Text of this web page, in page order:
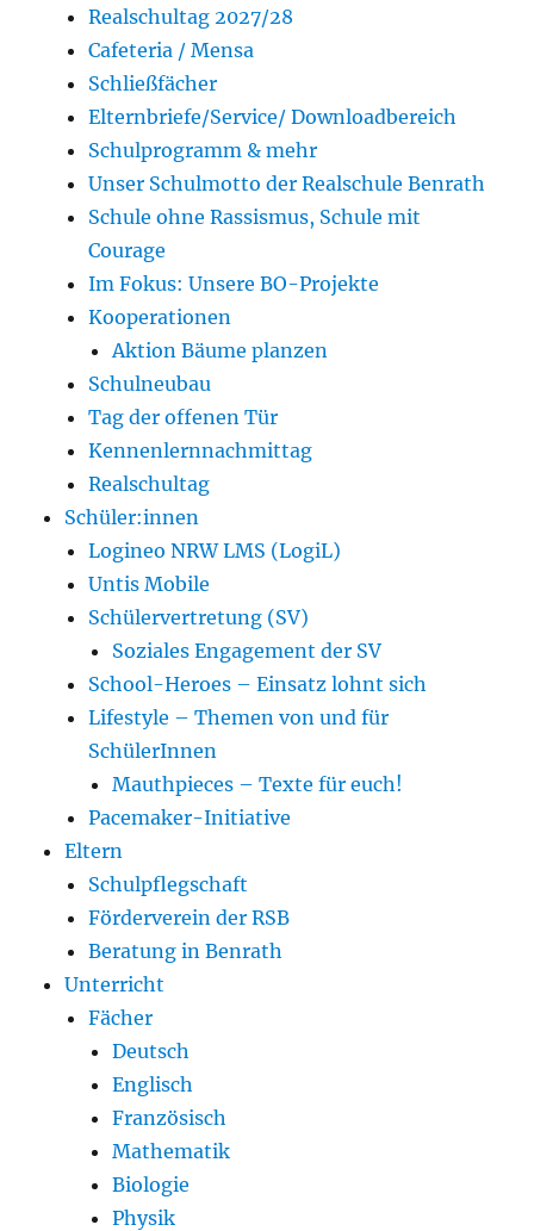
Realschultag 2027/28
Cafeteria / Mensa
Schließfächer
Elternbriefe/Service/ Downloadbereich
Schulprogramm & mehr
Unser Schulmotto der Realschule Benrath
Schule ohne Rassismus, Schule mit
Courage
Im Fokus: Unsere BO-Projekte
Kooperationen
Aktion Bäume planzen
Schulneubau
Tag der offenen Tür
Kennenlernnachmittag
Realschultag
Schüler:innen
Logineo NRW LMS (LogiL)
Untis Mobile
Schülervertretung (SV)
Soziales Engagement der SV
School-Heroes – Einsatz lohnt sich
Lifestyle – Themen von und für
SchülerInnen
Mauthpieces – Texte für euch!
Pacemaker-Initiative
Eltern
Schulpflegschaft
Förderverein der RSB
Beratung in Benrath
Unterricht
Fächer
Deutsch
Englisch
Französisch
Mathematik
Biologie
Physik